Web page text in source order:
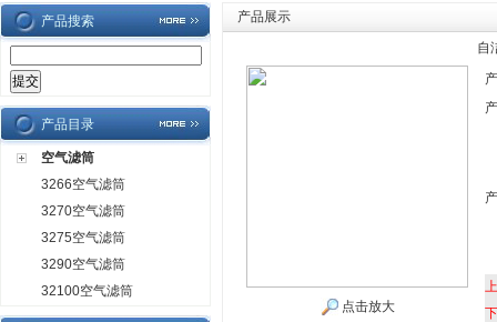
产品搜索
产品目录
空气滤筒
3266空气滤筒
3270空气滤筒
3275空气滤筒
3290空气滤筒
32100空气滤筒
产品展示
自
点击放大